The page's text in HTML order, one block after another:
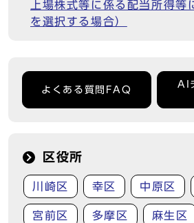
上場株式等に係る配当所得等
を選択する場合）
よくある質問FAQ
AI
区役所
川崎区 幸区 中原区
宮前区 多摩区 麻生区